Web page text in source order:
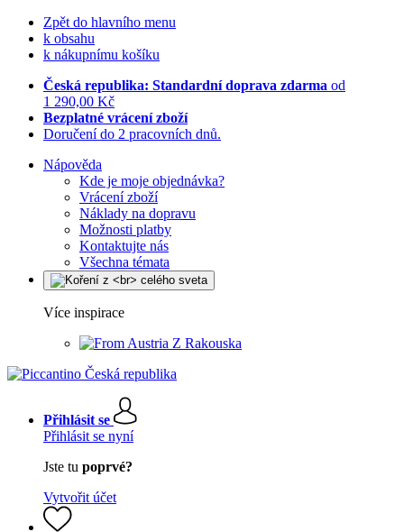
Zpět do hlavního menu
k obsahu
k nákupnímu košíku
Česká republika: Standardní doprava zdarma od
1 290,00 Kč
Bezplatné vrácení zboží
Doručení do 2 pracovních dnů.
Nápověda
Kde je moje objednávka?
Vrácení zboží
Náklady na dopravu
Možnosti platby
Kontaktujte nás
Všechna témata
Více inspirace
Z Rakouska
Přihlásit se
Přihlásit se nyní
Jste tu poprvé?
Vytvořit účet